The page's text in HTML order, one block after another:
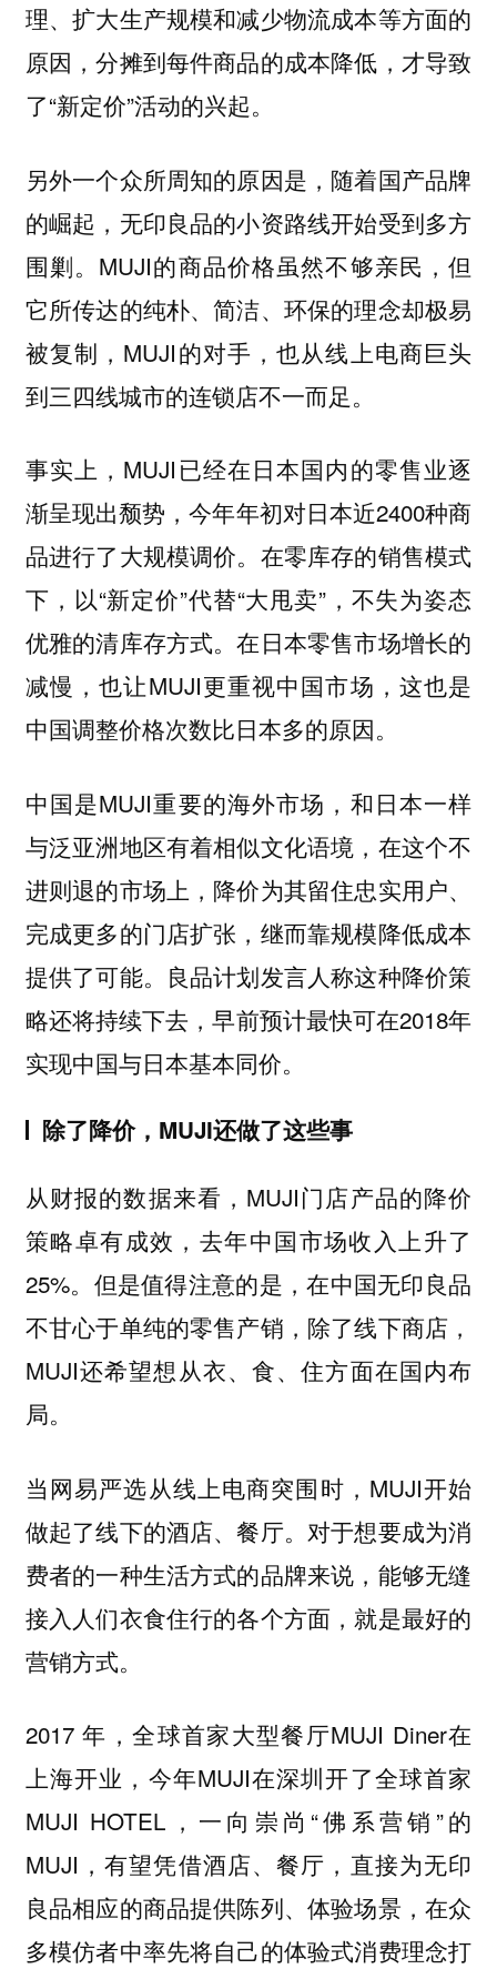
理、扩大生产规模和减少物流成本等方面的
原因，分摊到每件商品的成本降低，才导致
了“新定价”活动的兴起。
另外一个众所周知的原因是，随着国产品牌
的崛起，无印良品的小资路线开始受到多方
围剿。MUJI的商品价格虽然不够亲民，但
它所传达的纯朴、简洁、环保的理念却极易
被复制，MUJI的对手，也从线上电商巨头
到三四线城市的连锁店不一而足。
事实上，MUJI已经在日本国内的零售业逐
渐呈现出颓势，今年年初对日本近2400种商
品进行了大规模调价。在零库存的销售模式
下，以“新定价”代替“大甩卖”，不失为姿态
优雅的清库存方式。在日本零售市场增长的
减慢，也让MUJI更重视中国市场，这也是
中国调整价格次数比日本多的原因。
中国是MUJI重要的海外市场，和日本一样
与泛亚洲地区有着相似文化语境，在这个不
进则退的市场上，降价为其留住忠实用户、
完成更多的门店扩张，继而靠规模降低成本
提供了可能。良品计划发言人称这种降价策
略还将持续下去，早前预计最快可在2018年
实现中国与日本基本同价。
除了降价，MUJI还做了这些事
从财报的数据来看，MUJI门店产品的降价
策略卓有成效，去年中国市场收入上升了
25%。但是值得注意的是，在中国无印良品
不甘心于单纯的零售产销，除了线下商店，
MUJI还希望想从衣、食、住方面在国内布
局。
当网易严选从线上电商突围时，MUJI开始
做起了线下的酒店、餐厅。对于想要成为消
费者的一种生活方式的品牌来说，能够无缝
接入人们衣食住行的各个方面，就是最好的
营销方式。
2017 年，全球首家大型餐厅MUJI Diner在
上海开业，今年MUJI在深圳开了全球首家
MUJI HOTEL， 一向崇尚“佛系营销”的
MUJI，有望凭借酒店、餐厅，直接为无印
良品相应的商品提供陈列、体验场景，在众
多模仿者中率先将自己的体验式消费理念打